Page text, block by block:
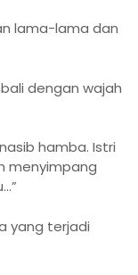
lama-lama dan
dengan wajah
hamba. Istri
menyimpang
yang terjadi